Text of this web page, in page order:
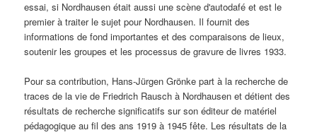
essai, si Nordhausen était aussi une scène d'autodafé et est le
premier à traiter le sujet pour Nordhausen. Il fournit des
informations de fond importantes et des comparaisons de lieux,
soutenir les groupes et les processus de gravure de livres 1933.
Pour sa contribution, Hans-Jürgen Grönke part à la recherche de
traces de la vie de Friedrich Rausch à Nordhausen et détient des
résultats de recherche significatifs sur son éditeur de matériel
pédagogique au fil des ans 1919 à 1945 fête. Les résultats de la